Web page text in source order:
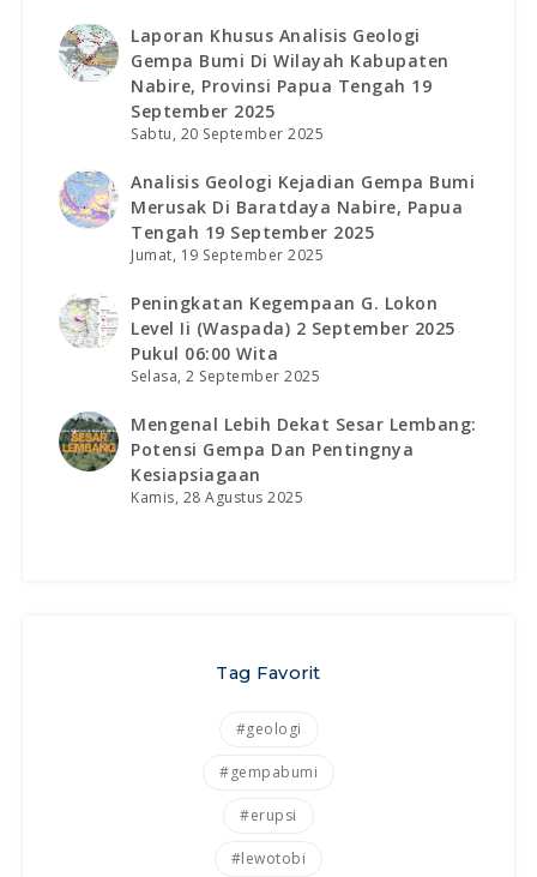
Laporan Khusus Analisis Geologi
Gempa Bumi Di Wilayah Kabupaten
Nabire, Provinsi Papua Tengah 19
September 2025
Sabtu, 20 September 2025
Analisis Geologi Kejadian Gempa Bumi
Merusak Di Baratdaya Nabire, Papua
Tengah 19 September 2025
Jumat, 19 September 2025
Peningkatan Kegempaan G. Lokon
Level Ii (waspada) 2 September 2025
Pukul 06:00 Wita
Selasa, 2 September 2025
Mengenal Lebih Dekat Sesar Lembang:
Potensi Gempa Dan Pentingnya
Kesiapsiagaan
Kamis, 28 Agustus 2025
Tag Favorit
#geologi
#gempabumi
#erupsi
#lewotobi